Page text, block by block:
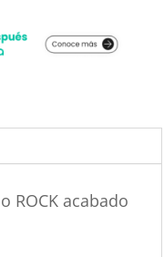
ROCK acabado